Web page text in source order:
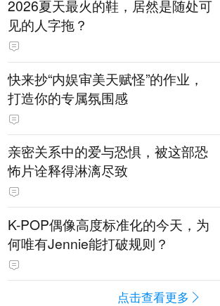
2026夏天最火的鞋，居然是随处可
见的人字拖？
快来抄“内娱审美天赋怪”的作业，
打造你的专属氛围感
亲密关系中的爱与恐惧，被这部恐
怖片诠释得淋漓尽致
K-POP偶像高度标准化的今天，为
何唯有Jennie能打破规则？
点击查看更多